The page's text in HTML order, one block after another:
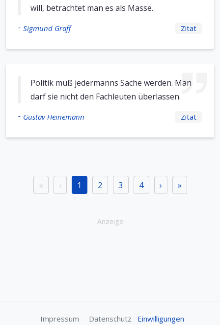
will, betrachtet man es als Masse.
- Sigmund Graff Zitat
Politik muß jedermanns Sache werden. Man
darf sie nicht den Fachleuten überlassen.
- Gustav Heinemann Zitat
« ‹ 1 2 3 4 › »
Anzeige
Impressum Datenschutz Einwilligungen